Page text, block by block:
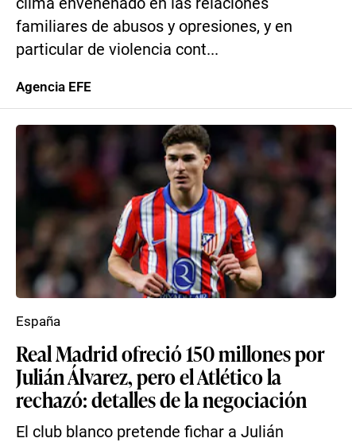
familiares de abusos y opresiones, y en
particular de violencia cont...
Agencia EFE
Real Madrid ofreció 150 millones por
Julián Álvarez, pero el Atlético la
rechazó: detalles de la negociación
El club blanco pretende fichar a Julián
España